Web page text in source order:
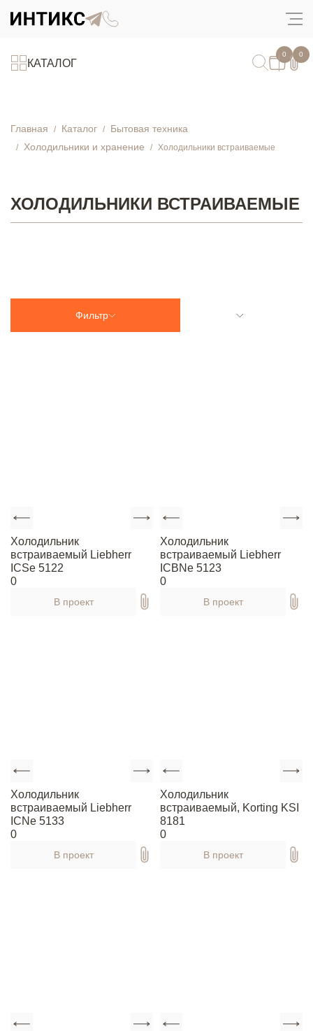
КАТАЛОГ
0 0
Главная Каталог
Бытовая техника
Холодильники и хранение
Холодильники встраиваемые
ХОЛОДИЛЬНИКИ ВСТРАИВАЕМЫЕ
Фильтр
возрастанию
убыванию
Холодильник
встраиваемый Liebherr
ICSe 5122
0
В проект
Холодильник
встраиваемый Liebherr
ICBNe 5123
0
В проект
Холодильник
встраиваемый Liebherr
ICNe 5133
0
В проект
Холодильник
встраиваемый, Korting KSI
8181
0
В проект